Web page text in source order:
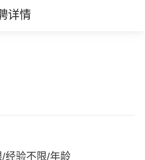
详情
经验不限/年龄